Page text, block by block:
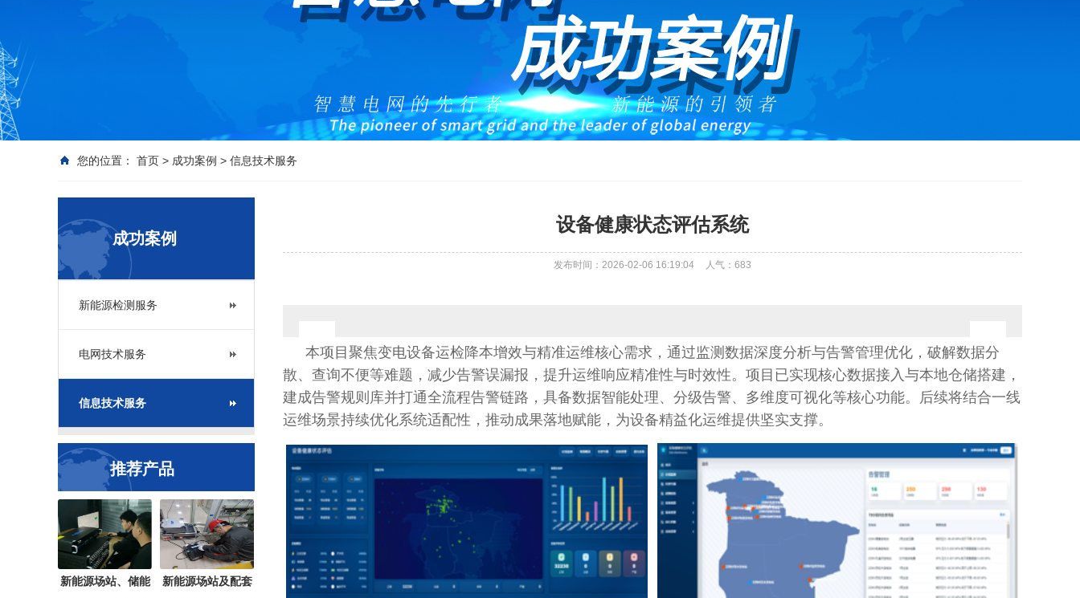
您的位置： 首页 > 成功案例 > 信息技术服务
成功案例
新能源检测服务
电网技术服务
信息技术服务
推荐产品
新能源场站、储能
新能源场站及配套
设备健康状态评估系统
发布时间：2026-02-06 16:19:04 人气： 683
本项目聚焦变电设备运检降本增效与精准运维核心需求，通过监测数据深度分析与告警管理优化，破解数据分
散、查询不便等难题，减少告警误漏报，提升运维响应精准性与时效性。项目已实现核心数据接入与本地仓储搭建，
建成告警规则库并打通全流程告警链路，具备数据智能处理、分级告警、多维度可视化等核心功能。后续将结合一线
运维场景持续优化系统适配性，推动成果落地赋能，为设备精益化运维提供坚实支撑。